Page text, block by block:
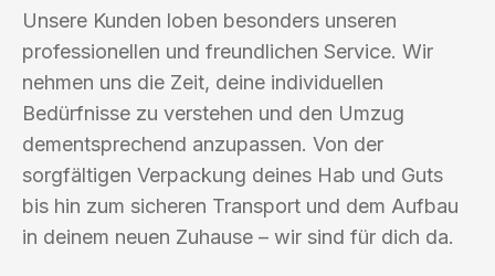
Unsere Kunden loben besonders unseren
professionellen und freundlichen Service. Wir
nehmen uns die Zeit, deine individuellen
Bedürfnisse zu verstehen und den Umzug
dementsprechend anzupassen. Von der
sorgfältigen Verpackung deines Hab und Guts
bis hin zum sicheren Transport und dem Aufbau
in deinem neuen Zuhause – wir sind für dich da.